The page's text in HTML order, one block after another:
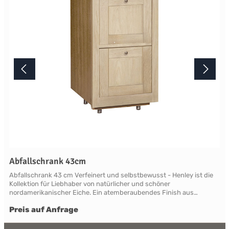
Terminabsprache persönlich in unserem Showroom.
Abfallschrank 43cm
Abfallschrank 43 cm Verfeinert und selbstbewusst - Henley ist die
Kollektion für Liebhaber von natürlicher und schöner
nordamerikanischer Eiche. Ein atemberaubendes Finish aus
modernen Mainstream abhebt. Die Eiche ist so gut geschützt und
Preis auf Anfrage